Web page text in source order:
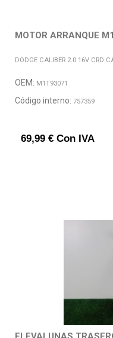
MOTOR ARRANQUE
DODGE CALIBER 2.0 16V CRD
OEM: M1T93071
Código interno: 757359
69,99 € Con IVA